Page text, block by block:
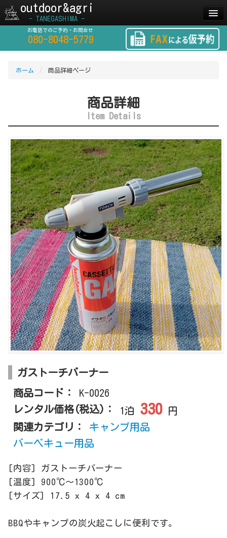
outdoor&agri
- TANEGASHIMA -
ホーム Home
レンタカー
Contact
お電話でのご予約・お問合せ
080-8048-5779
ホーム / 商品詳細ページ
商品詳細
Item Details
ガストーチバーナー
商品コード：
K-0026
レンタル価格(税込)：
1泊 330円
関連カテゴリ：
キャンプ用品
バーベキュー用品
[内容] ガストーチバーナー
[温度] 900℃～1300℃
[サイズ] 17.5 x 4 x 4 cm
BBQやキャンプの炭火起こしに便利です。